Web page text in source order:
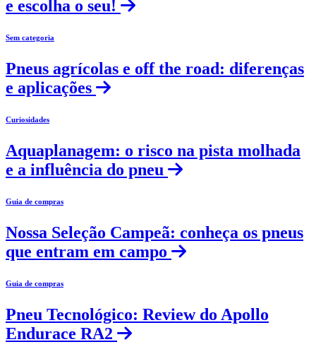
e escolha o seu!
Sem categoria
Pneus agrícolas e off the road: diferenças
e aplicações
Curiosidades
Aquaplanagem: o risco na pista molhada
e a influência do pneu
Guia de compras
Nossa Seleção Campeã: conheça os pneus
que entram em campo
Guia de compras
Pneu Tecnológico: Review do Apollo
Endurace RA2